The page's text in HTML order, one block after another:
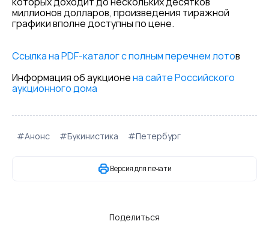
миллионов долларов, произведения тиражной
графики вполне доступны по цене.
Ссылка на PDF-каталог с полным перечнем лотов
Информация об аукционена сайте Российского
аукционного дома
#Анонс #Букинистика #Петербург
Версия для печати
Поделиться